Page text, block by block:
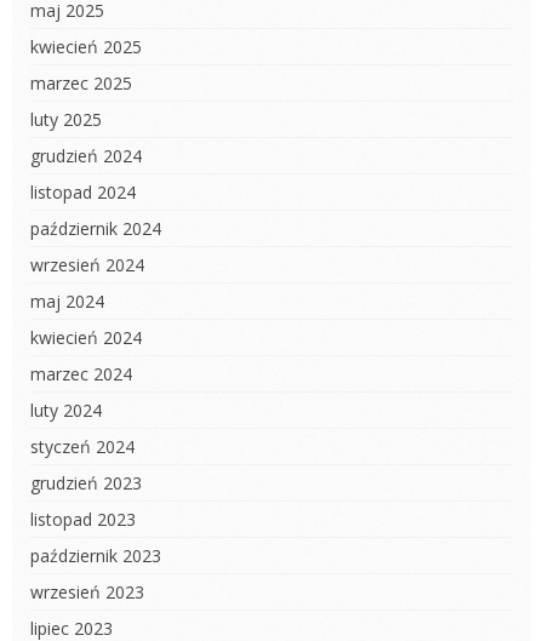
maj 2025
kwiecień 2025
marzec 2025
luty 2025
grudzień 2024
listopad 2024
październik 2024
wrzesień 2024
maj 2024
kwiecień 2024
marzec 2024
luty 2024
styczeń 2024
grudzień 2023
listopad 2023
październik 2023
wrzesień 2023
lipiec 2023